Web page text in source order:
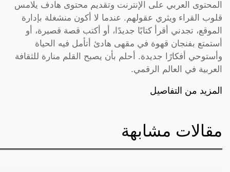
المحتوى العربي على الإنترنت وتقديم محتوى هادف يلامس
قلوب القراء ويثري عقولهم. عندما لا أكون منشغلة بإدارة
الموقع، تجدني أقرأ كتابًا جديدًا، أو أكتب قصة قصيرة، أو
أستمتع بفنجان قهوة في مقهى هادئ أتأمل فيه الحياة
وأستوحي أفكارًا جديدة. أحلم بأن يصبح القلم منارة للثقافة
العربية في العالم الرقمي.
المزيد من التفاصيل
مقالات مشابهة